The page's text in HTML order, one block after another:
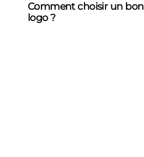
Comment choisir un bon
logo ?